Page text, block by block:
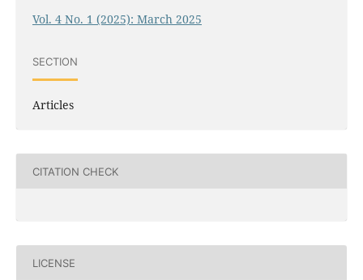
Vol. 4 No. 1 (2025): March 2025
SECTION
Articles
CITATION CHECK
LICENSE